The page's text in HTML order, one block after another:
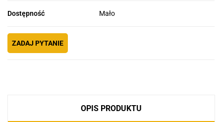
Dostępność Mało
ZADAJ PYTANIE
OPIS PRODUKTU